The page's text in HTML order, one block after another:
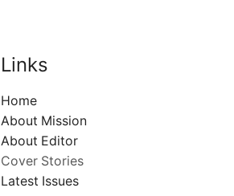
Links
Home
About Mission
About Editor
Cover Stories
Latest Issues